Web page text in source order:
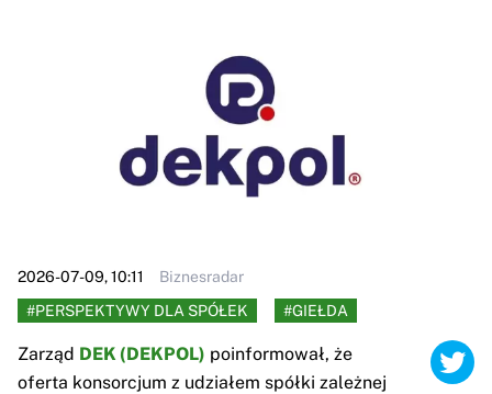
2026-07-09, 10:11
Biznesradar
#PERSPEKTYWY DLA SPÓŁEK
#GIEŁDA
Zarząd DEK (DEKPOL) poinformował, że
oferta konsorcjum z udziałem spółki zależnej